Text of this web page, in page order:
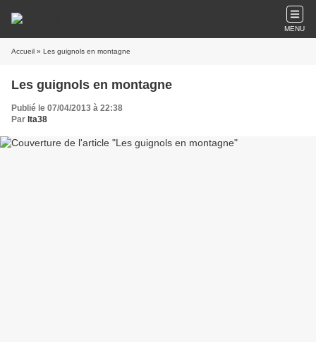
MENU
Accueil » Les guignols en montagne
Les guignols en montagne
Publié le 07/04/2013 à 22:38
Par lta38